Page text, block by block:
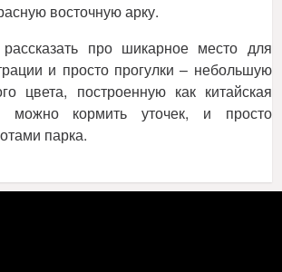
восточную арку.
про шикарное место для
и просто прогулки – небольшую
цвета, построенную как китайская
кормить уточек, и просто
парка.